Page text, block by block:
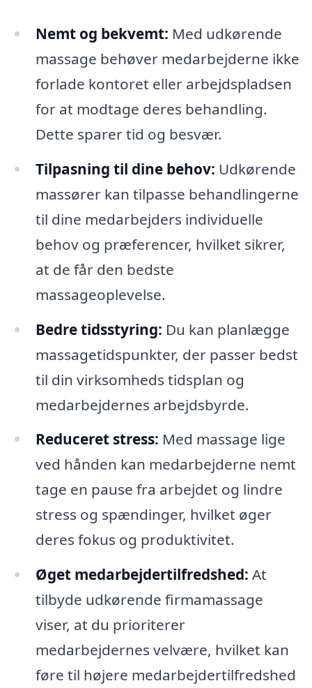
Nemt og bekvemt: Med udkørende
massage behøver medarbejderne ikke
forlade kontoret eller arbejdspladsen
for at modtage deres behandling.
Dette sparer tid og besvær.
Tilpasning til dine behov: Udkørende
massører kan tilpasse behandlingerne
til dine medarbejders individuelle
behov og præferencer, hvilket sikrer,
at de får den bedste
massageoplevelse.
Bedre tidsstyring: Du kan planlægge
massagetidspunkter, der passer bedst
til din virksomheds tidsplan og
medarbejdernes arbejdsbyrde.
Reduceret stress: Med massage lige
ved hånden kan medarbejderne nemt
tage en pause fra arbejdet og lindre
stress og spændinger, hvilket øger
deres fokus og produktivitet.
Øget medarbejdertilfredshed: At
tilbyde udkørende firmamassage
viser, at du prioriterer
medarbejdernes velvære, hvilket kan
føre til højere medarbejdertilfredshed